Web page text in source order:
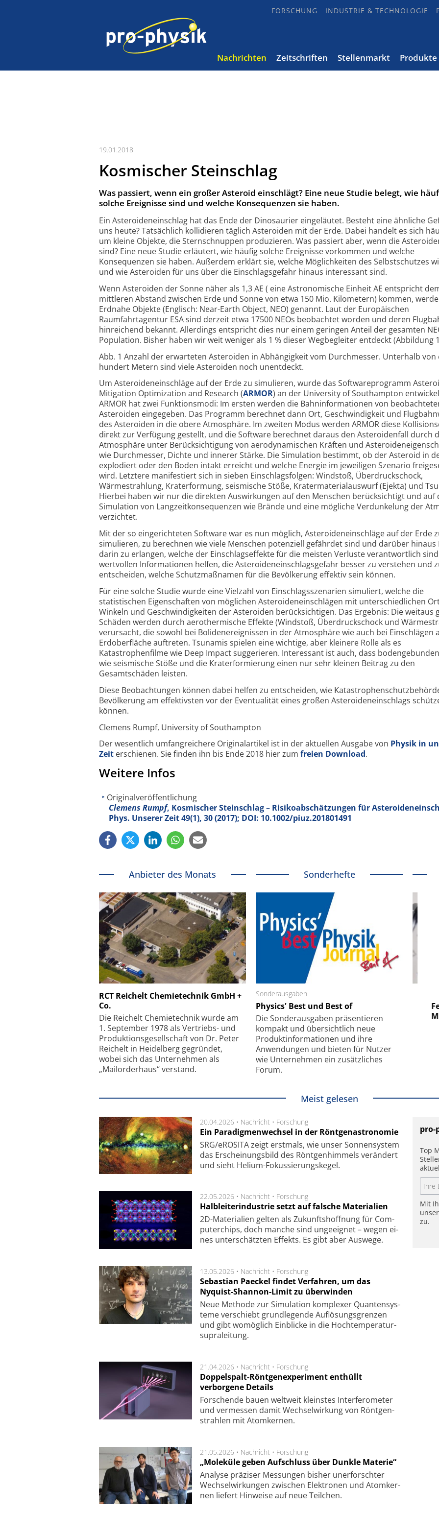
FORSCHUNG INDUSTRIE & TECHNOLOGIE
Nachrichten Zeitschriften Stellenmarkt Produkte
19.01.2018
Kosmischer Steinschlag
Was passiert, wenn ein großer Asteroid einschlägt? Eine neue Studie belegt, wie
solche Ereignisse sind und welche Konsequenzen sie haben.
Ein Asteroideneinschlag hat das Ende der Dinosaurier eingeläutet. Besteht eine ähnliche
uns heute? Tatsächlich kollidieren täglich Asteroiden mit der Erde. Dabei handelt es sich
um kleine Objekte, die Sternschnuppen produzieren. Was passiert aber, wenn die
sind? Eine neue Studie erläutert, wie häufig solche Ereignisse vorkommen und welche
Konsequenzen sie haben. Außerdem erklärt sie, welche Möglichkeiten des Selbstschutzes
und wie Asteroiden für uns über die Einschlagsgefahr hinaus interessant sind.
Wenn Asteroiden der Sonne näher als 1,3 AE ( eine Astronomische Einheit AE entspricht
mittleren Abstand zwischen Erde und Sonne von etwa 150 Mio. Kilometern) kommen,
Erdnahe Objekte (Englisch: Near-Earth Object, NEO) genannt. Laut der Europäischen
Raumfahrtagentur ESA sind derzeit etwa 17500 NEOs beobachtet worden und deren
hinreichend bekannt. Allerdings entspricht dies nur einem geringen Anteil der gesamten
Population. Bisher haben wir weit weniger als 1 % dieser Wegbegleiter entdeckt (Abbildung
Abb. 1 Anzahl der erwarteten Asteroiden in Abhängigkeit vom Durchmesser. Unterhalb von
hundert Metern sind viele Asteroiden noch unentdeckt.
Um Asteroideneinschläge auf der Erde zu simulieren, wurde das Softwareprogramm
Mitigation Optimization and Research (ARMOR) an der University of Southampton
ARMOR hat zwei Funktionsmodi: Im ersten werden die Bahninformationen von
Asteroiden eingegeben. Das Programm berechnet dann Ort, Geschwindigkeit und
des Asteroiden in die obere Atmosphäre. Im zweiten Modus werden ARMOR diese
direkt zur Verfügung gestellt, und die Software berechnet daraus den Asteroidenfall durch
Atmosphäre unter Berücksichtigung von aerodynamischen Kräften und
wie Durchmesser, Dichte und innerer Stärke. Die Simulation bestimmt, ob der Asteroid in
explodiert oder den Boden intakt erreicht und welche Energie im jeweiligen Szenario
wird. Letztere manifestiert sich in sieben Einschlagsfolgen: Windstoß, Überdruckschock,
Wärmestrahlung, Kraterformung, seismische Stöße, Kratermaterialauswurf (Ejekta) und
Hierbei haben wir nur die direkten Auswirkungen auf den Menschen berücksichtigt und auf
Simulation von Langzeitkonsequenzen wie Brände und eine mögliche Verdunkelung der
verzichtet.
Mit der so eingerichteten Software war es nun möglich, Asteroideneinschläge auf der Erde
simulieren, zu berechnen wie viele Menschen potenziell gefährdet sind und darüber hinaus
darin zu erlangen, welche der Einschlagseffekte für die meisten Verluste verantwortlich
wertvollen Informationen helfen, die Asteroideneinschlagsgefahr besser zu verstehen und
entscheiden, welche Schutzmaßnamen für die Bevölkerung effektiv sein können.
Für eine solche Studie wurde eine Vielzahl von Einschlagsszenarien simuliert, welche die
statistischen Eigenschaften von möglichen Asteroideneinschlägen mit unterschiedlichen
Winkeln und Geschwindigkeiten der Asteroiden berücksichtigen. Das Ergebnis: Die weitaus
Schäden werden durch aerothermische Effekte (Windstoß, Überdruckschock und
verursacht, die sowohl bei Bolidenereignissen in der Atmosphäre wie auch bei Einschlägen
Erdoberfläche auftreten. Tsunamis spielen eine wichtige, aber kleinere Rolle als es
Katastrophenfilme wie Deep Impact suggerieren. Interessant ist auch, dass
wie seismische Stöße und die Kraterformierung einen nur sehr kleinen Beitrag zu den
Gesamtschäden leisten.
Diese Beobachtungen können dabei helfen zu entscheiden, wie
Bevölkerung am effektivsten vor der Eventualität eines großen Asteroideneinschlags
können.
Clemens Rumpf, University of Southampton
Der wesentlich umfangreichere Originalartikel ist in der aktuellen Ausgabe von Physik in
Zeit erschienen. Sie finden ihn bis Ende 2018 hier zum freien Download.
Weitere Infos
Originalveröffentlichung
Clemens Rumpf, Kosmischer Steinschlag – Risikoabschätzungen für
Phys. Unserer Zeit49(1), 30 (2017); DOI: 10.1002/piuz.201801491
Anbieter des Monats
RCT Reichelt Chemietechnik GmbH +
Co.
Die Reichelt Chemietechnik wurde am
1. September 1978 als Vertriebs- und
Produktionsgesellschaft von Dr. Peter
Reichelt in Heidelberg gegründet,
wobei sich das Unternehmen als
„Mailorderhaus“ verstand.
Sonderhefte
Sonderausgaben
Physics' Best und Best of
Die Sonder­ausgaben präsentieren
kompakt und übersichtlich neue
Produkt­informationen und ihre
Anwendungen und bieten für Nutzer
wie Unternehmen ein zusätzliches
Forum.
Schäfter + Kirchhoff GmbH
Feinfokussierungsmechanismus
Elektronenmikroskopie auf
kleinstem Raum
Meist gelesen
20.04.2026 • Nachricht • Forschung
Ein Paradigmenwechsel in der Röntgenastronomie
SRG/eROSITA zeigt erst­mals, wie unser Son­nen­sys­tem
das Er­schei­nungs­bild des Rönt­gen­him­mels ver­än­dert
und sieht Helium-Fokus­sie­rungs­ke­gel.
22.05.2026 • Nachricht • Forschung
Halbleiterindustrie setzt auf falsche Materialien
2D-Mate­ri­a­li­en gel­ten als Zu­kunfts­hoff­nung für Com­
pu­ter­chips, doch man­che sind un­ge­eig­net – we­gen ei­
nes un­ter­schätz­ten Ef­fekts. Es gibt aber Aus­we­ge.
13.05.2026 • Nachricht • Forschung
Sebastian Paeckel findet Verfahren, um das
Nyquist-Shannon-Limit zu überwinden
Neue Methode zur Simu­la­tion kom­ple­xer Quan­ten­sys­
te­me ver­schiebt grund­le­gen­de Auf­lösungs­gren­zen
und gibt wo­mög­lich Ein­blicke in die Hoch­tempe­ra­tur­
supra­lei­tung.
21.04.2026 • Nachricht • Forschung
Doppelspalt-Röntgenexperiment enthüllt
verborgene Details
For­schen­de bau­en welt­weit kleins­tes In­ter­fe­ro­me­ter
und ver­mes­sen da­mit Wech­sel­wir­kung von Rönt­gen­
strah­len mit Atom­ker­nen.
21.05.2026 • Nachricht • Forschung
„Moleküle geben Aufschluss über Dunkle Materie“
Analyse prä­zi­ser Mes­sung­en bis­her un­er­for­schter
Wech­sel­wir­kung­en zwi­schen Elek­tro­nen und Atom­ker­
nen lie­fert Hin­wei­se auf neue Teil­chen.
pro-
Top
Mit
zu.